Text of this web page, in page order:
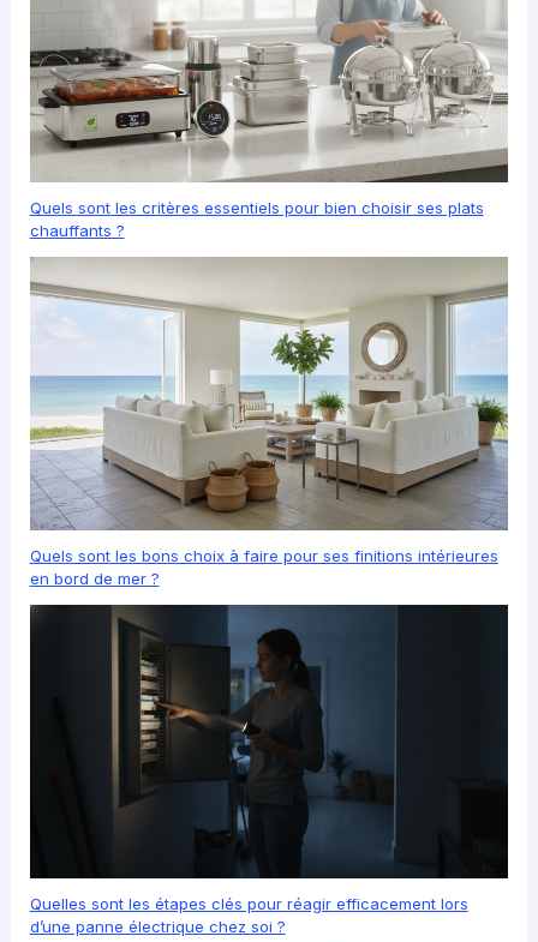
Quels sont les critères essentiels pour bien choisir ses plats
chauffants ?
Quels sont les bons choix à faire pour ses finitions intérieures
en bord de mer ?
Quelles sont les étapes clés pour réagir efficacement lors
d’une panne électrique chez soi ?